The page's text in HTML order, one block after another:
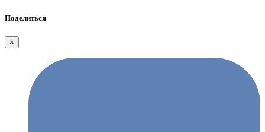
Поделиться
×